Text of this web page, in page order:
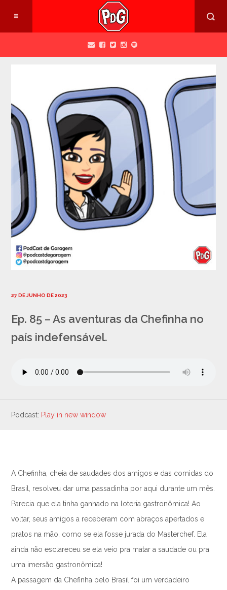
27 DE JUNHO DE 2023
Ep. 85 – As aventuras da Chefinha no
país indefensável.
Podcast: Play in new window
A Chefinha, cheia de saudades dos amigos e das comidas do
Brasil, resolveu dar uma passadinha por aqui durante um mês.
Parecia que ela tinha ganhado na loteria gastronômica! Ao
voltar, seus amigos a receberam com abraços apertados e
pratos na mão, como se ela fosse jurada do Masterchef. Ela
ainda não esclareceu se ela veio pra matar a saudade ou pra
uma imersão gastronômica!
A passagem da Chefinha pelo Brasil foi um verdadeiro